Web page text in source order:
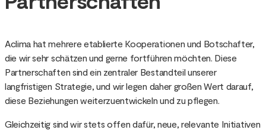
Aclima hat mehrere etablierte Kooperationen und Botschafter,
die wir sehr schätzen und gerne fortführen möchten. Diese
Partnerschaften sind ein zentraler Bestandteil unserer
langfristigen Strategie, und wir legen daher großen Wert darauf,
diese Beziehungen weiterzuentwickeln und zu pflegen.
Gleichzeitig sind wir stets offen dafür, neue, relevante Initiativen